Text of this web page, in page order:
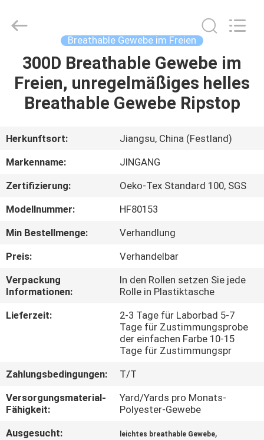
HAUS
PRODUKTE
ÜBER
UNS
FABRIK-
AUSFLUG
QUALITÄTSKONTROLLE
TRETEN
SIE
IN
VERBINDUNG
NACHRICHTEN
Textile
Co.,Ltd.
Reserved.
Breathable Gewebe im Freien
300D Breathable Gewebe im
Freien, unregelmäßiges helles
Breathable Gewebe Ripstop
Herkunftsort:
Jiangsu, China (Festland)
Markenname:
JINGANG
Zertifizierung:
Oeko-Tex Standard 100, SGS
Modellnummer:
HF80153
Min Bestellmenge:
Verhandlung
Preis:
Verhandelbar
Verpackung
Informationen:
In den Rollen setzen Sie jede
Rolle in Plastiktasche
Lieferzeit:
2-3 Tage für Laborbad 5-7
Tage für Zustimmungsprobe
der einfachen Farbe 10-15
Tage für Zustimmungspr
Zahlungsbedingungen:
T/T
Versorgungsmaterial-
Fähigkeit:
Yard/Yards pro Monats-
Polyester-Gewebe
Ausgesucht:
leichtes breathable Gewebe,